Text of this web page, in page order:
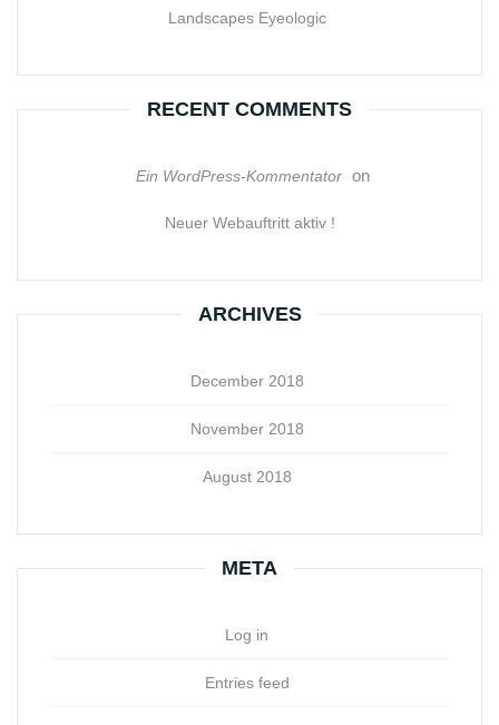
Landscapes Eyeologic
RECENT COMMENTS
Ein WordPress-Kommentator on
Neuer Webauftritt aktiv !
ARCHIVES
December 2018
November 2018
August 2018
META
Log in
Entries feed